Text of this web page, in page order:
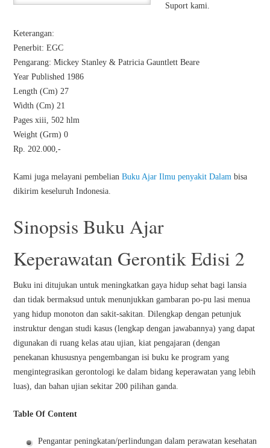
Suport kami.
Keterangan:
Penerbit: EGC
Pengarang: Mickey Stanley & Patricia Gauntlett Beare
Year Published 1986
Length (Cm) 27
Width (Cm) 21
Pages xiii, 502 hlm
Weight (Grm) 0
Rp. 202.000,-
Kami juga melayani pembelian Buku Ajar Ilmu penyakit Dalam bisa
dikirim keseluruh Indonesia.
Sinopsis Buku Ajar
Keperawatan Gerontik Edisi 2
Buku ini ditujukan untuk meningkatkan gaya hidup sehat bagi lansia
dan tidak bermaksud untuk menunjukkan gambaran po-pu lasi menua
yang hidup monoton dan sakit-sakitan. Dilengkap dengan petunjuk
instruktur dengan studi kasus (lengkap dengan jawabannya) yang dapat
digunakan di ruang kelas atau ujian, kiat pengajaran (dengan
penekanan khususnya pengembangan isi buku ke program yang
mengintegrasikan gerontologi ke dalam bidang keperawatan yang lebih
luas), dan bahan ujian sekitar 200 pilihan ganda.
Table Of Content
Pengantar peningkatan/perlindungan dalam perawatan kesehatan